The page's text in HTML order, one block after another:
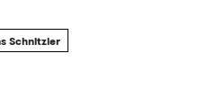
Schnitzler